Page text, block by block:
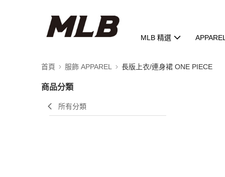
MLB 精選
首頁 服飾 APPAREL 長版上衣/連身裙 ONE PIECE
商品分類
所有分類